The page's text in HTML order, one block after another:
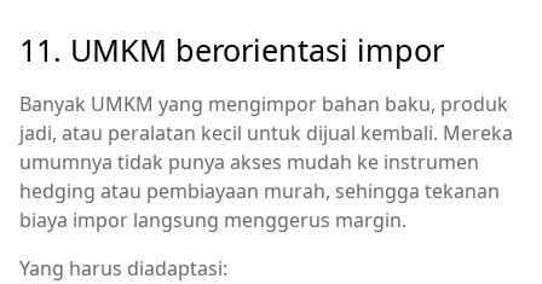
11. UMKM berorientasi impor
Banyak UMKM yang mengimpor bahan baku, produk
jadi, atau peralatan kecil untuk dijual kembali. Mereka
umumnya tidak punya akses mudah ke instrumen
hedging atau pembiayaan murah, sehingga tekanan
biaya impor langsung menggerus margin.
Yang harus diadaptasi: